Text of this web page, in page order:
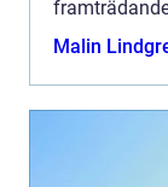
installerar
Malin